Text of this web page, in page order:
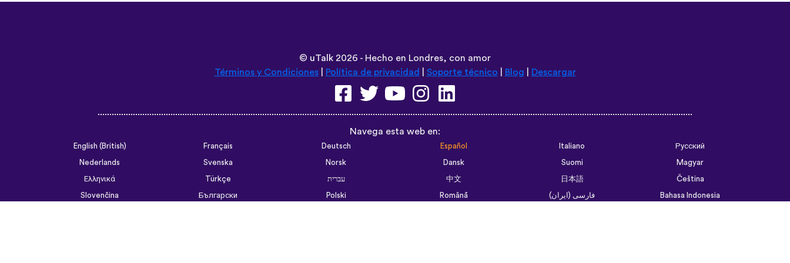
© uTalk 2026 - Hecho en Londres, con amor
Términos y Condiciones| Política de privacidad | Soporte técnico | Blog | Descargar
Navega esta web en:
English (British) Français Deutsch Español Italiano
Русский
Nederlands
Svenska Norsk Dansk Suomi
Magyar
Ελληνικά
Türkçe עברית 中文 日本語
Čeština
Slovenčina
Български Polski Română فارسی (ایران)
Bahasa Indonesia